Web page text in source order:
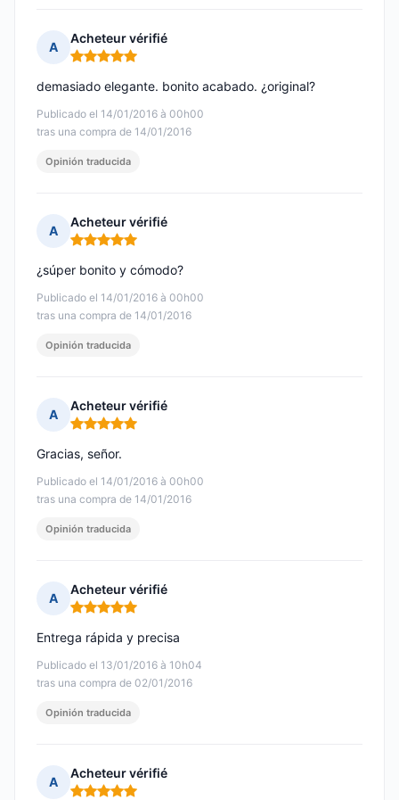
A
Acheteur vérifié
Nota: 5 de 5
Publicado el 14/01/2016 à 00h00
tras una compra de 14/01/2016
demasiado elegante. bonito acabado. ¿original?
Opinión traducida
A
Acheteur vérifié
Nota: 5 de 5
Publicado el 14/01/2016 à 00h00
tras una compra de 14/01/2016
¿súper bonito y cómodo?
Opinión traducida
A
Acheteur vérifié
Nota: 5 de 5
Publicado el 14/01/2016 à 00h00
tras una compra de 14/01/2016
Gracias, señor.
Opinión traducida
A
Acheteur vérifié
Nota: 5 de 5
Publicado el 13/01/2016 à 10h04
tras una compra de 02/01/2016
Entrega rápida y precisa
Opinión traducida
A
Acheteur vérifié